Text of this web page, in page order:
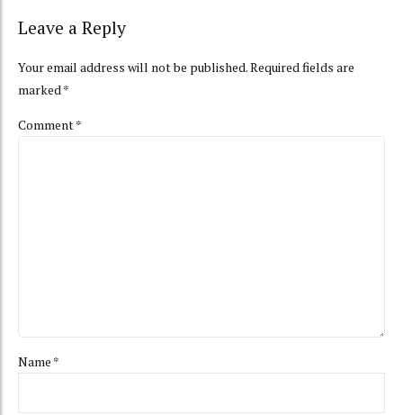
Leave a Reply
Your email address will not be published. Required fields are
marked *
Comment*
Name *